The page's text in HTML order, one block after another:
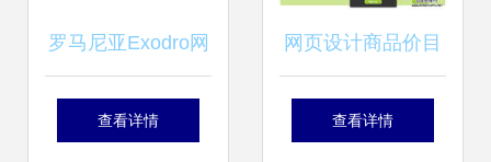
罗马尼亚Exodro网
页设计赏析（二）
查看详情
网页设计商品价目
表的最佳设计策略
查看详情